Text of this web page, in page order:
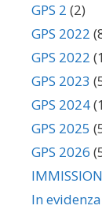
GPS 2 (2)
GPS 2022
GPS 2022
GPS 2023
GPS 2024
GPS 2025
GPS 2026
In evidenza